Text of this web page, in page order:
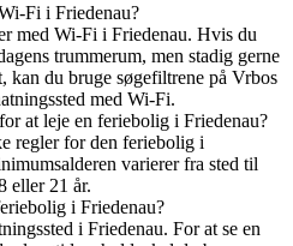
Fi i Friedenau?
med Wi-Fi i Friedenau. Hvis du
trummerum, men stadig gerne
du bruge søgefiltrene på Vrbos
med Wi-Fi.
at leje en feriebolig i Friedenau?
regler for den feriebolig i
varierer fra sted til
eller 21 år.
i Friedenau?
i Friedenau. For at se en